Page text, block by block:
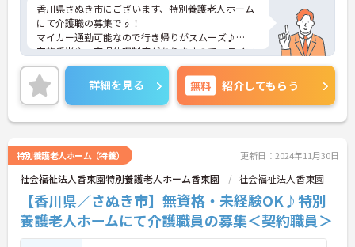
香川県さぬき市にございます、特別養護老人ホーム
にて介護職の募集です！
マイカー通勤可能なので行き帰りがスムーズ♪
家族手当や、育児休暇制度がありますので、ライフ
ステージに応じて長くお仕事を続けていくことがで
きます★
ご興味のある方は、マイナビ介護職までお問い合わ
せください。
詳細を見る 無料 紹介してもらう
特別養護老人ホーム（特養） 更新日：2024年11月30日
社会福祉法人香東園特別養護老人ホーム香東園 社会福祉法人香東園
【香川県／さぬき市】無資格・未経験OK♪特別
養護老人ホームにて介護職員の募集＜契約職員＞